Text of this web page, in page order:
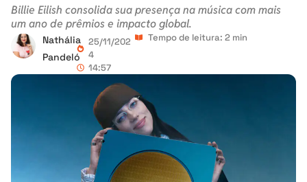
Billie Eilish consolida sua presença na música com mais
um ano de prêmios e impacto global.
Nathália
Pandeló
25/11/202
4
14:57
Tempo de leitura: 2 min